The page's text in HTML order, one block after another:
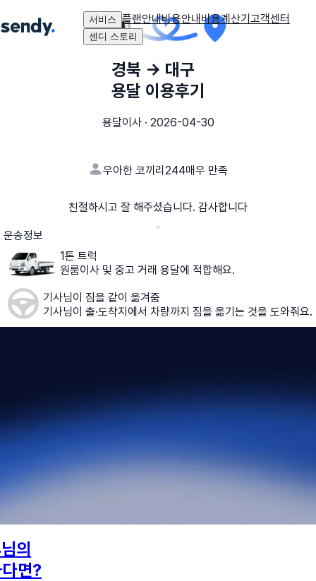
서비스 플랜안내비용안내비용계산기고객센터
센디 스토리
경북 → 대구
용달 이용후기
용달이사· 2026-04-30
우아한 코끼리244매우 만족
친절하시고 잘 해주셨습니다. 감사합니다
운송정보
1톤 트럭
원룸이사 및 중고 거래 용달에 적합해요.
기사님이 짐을 같이 옮겨줌
기사님이 출·도착지에서 차량까지 짐을 옮기는 것을 도와줘요.
님의
면?